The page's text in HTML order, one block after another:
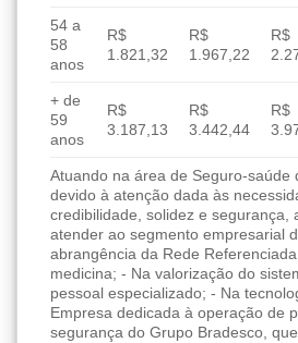
54 a
58
anos
R$
1.821,32
R$
1.967,22
R$
+ de
59
anos
R$
3.187,13
R$
3.442,44
R$
Atuando na área de Seguro-
devido à atenção dada às
credibilidade, solidez e
atender ao segmento empresarial
abrangência da Rede
medicina; - Na valorização do
pessoal especializado; - Na
Empresa dedicada à operação de
segurança do Grupo Bradesco,